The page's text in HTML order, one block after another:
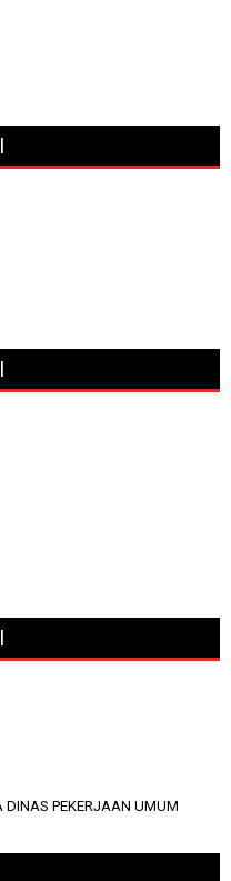
PEKERJAAN UMUM